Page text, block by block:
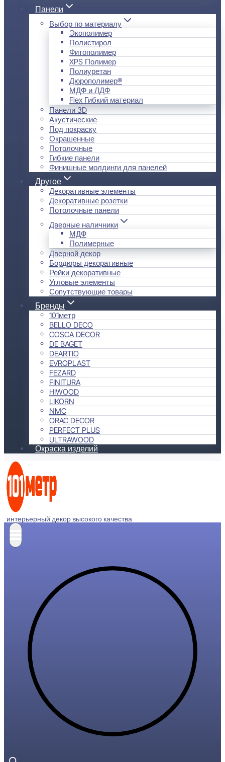
Панели
Выбор по материалу
Экополимер
Полистирол
Фитополимер
XPS Полимер
Полиуретан
Дюрополимер®
МДФ и ЛДФ
Flex Гибкий материал
Панели 3D
Акустические
Под покраску
Окрашенные
Потолочные
Гибкие панели
Финишные молдинги для панелей
Другое
Декоративные элементы
Декоративные розетки
Потолочные панели
Дверные наличники
МДФ
Полимерные
Дверной декор
Бордюры декоративные
Рейки декоративные
Угловые элементы
Сопутствующие товары
Бренды
101метр
BELLO DECO
COSCA DECOR
DE BAGET
DEARTIO
EVROPLAST
FEZARD
FINITURA
HIWOOD
LIKORN
NMC
ORAC DECOR
PERFECT PLUS
ULTRAWOOD
Окраска изделий
интерьерный декор высокого качества